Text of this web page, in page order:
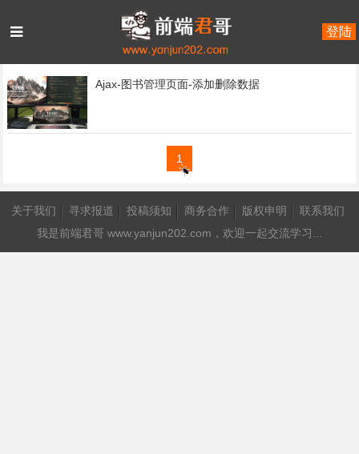
登陆
Ajax-图书管理页面-添加删除数据
1
关于我们 寻求报道 投稿须知 商务合作 版权申明
联系我们
我是前端君哥 www.yanjun202.com ，欢迎一起交流学习...